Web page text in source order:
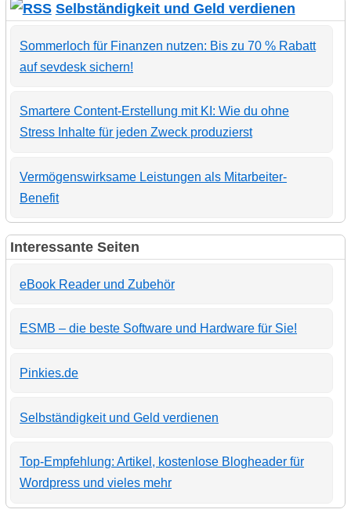
Selbständigkeit und Geld verdienen
Sommerloch für Finanzen nutzen: Bis zu 70 % Rabatt
auf sevdesk sichern!
Smartere Content-Erstellung mit KI: Wie du ohne
Stress Inhalte für jeden Zweck produzierst
Vermögenswirksame Leistungen als Mitarbeiter-
Benefit
Interessante Seiten
eBook Reader und Zubehör
ESMB – die beste Software und Hardware für Sie!
Pinkies.de
Selbständigkeit und Geld verdienen
Top-Empfehlung: Artikel, kostenlose Blogheader für
Wordpress und vieles mehr